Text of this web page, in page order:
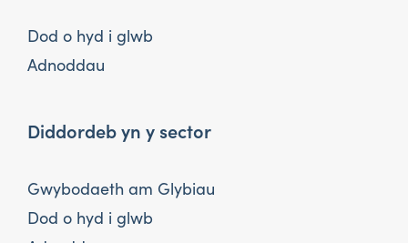
Dod o hyd i glwb
Adnoddau
Diddordeb yn y sector
Gwybodaeth am Glybiau
Dod o hyd i glwb